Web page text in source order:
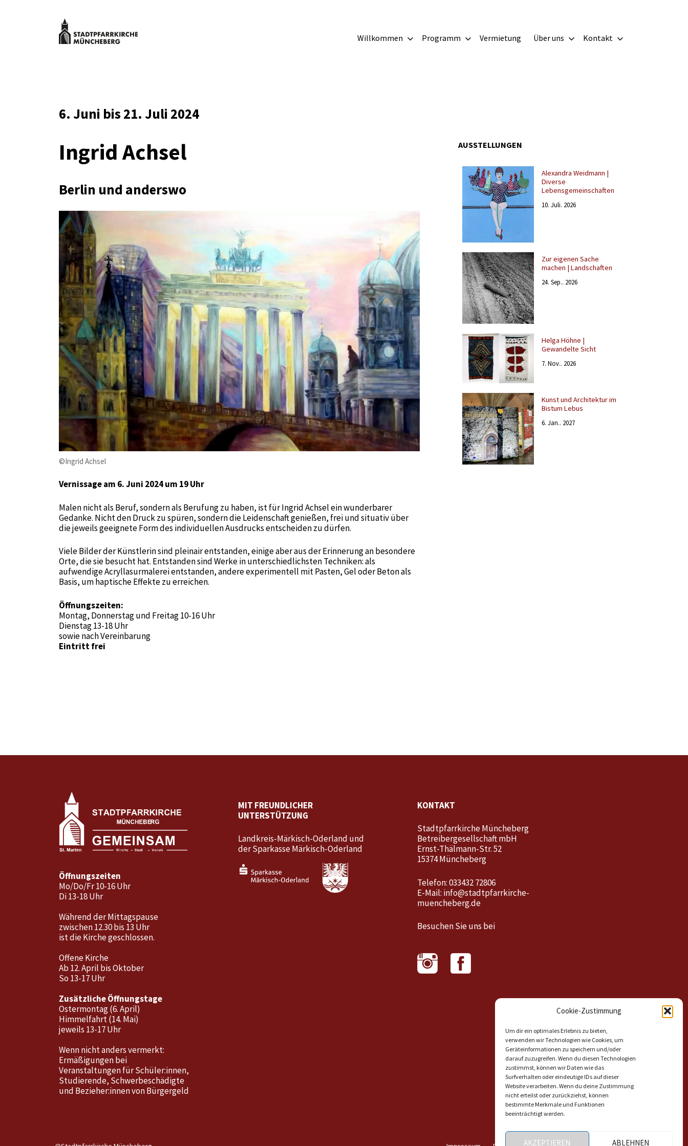
Cookie-Zustimmung
Um dir ein optimales Erlebnis zu bieten,
verwenden wir Technologien wie Cookies, um
Geräteinformationen zu speichern und/oder
darauf zuzugreifen. Wenn du diesen Technologien
zustimmst, können wir Daten wie das
Surfverhalten oder eindeutige IDs auf dieser
Website verarbeiten. Wenn du deine Zustimmung
nicht erteilst oder zurückziehst, können
bestimmte Merkmale und Funktionen
beeinträchtigt werden.
AKZEPTIEREN ABLEHNEN
Willkommen Programm Vermietung Über uns Kontakt
6. Juni bis 21. Juli 2024
Ingrid Achsel
Berlin und anderswo
©Ingrid Achsel
Vernissage am 6. Juni 2024 um 19 Uhr
Malen nicht als Beruf, sondern als Berufung zu haben, ist für Ingrid Achsel ein wunderbarer
Gedanke. Nicht den Druck zu spüren, sondern die Leidenschaft genießen, frei und situativ über
die jeweils geeignete Form des individuellen Ausdrucks entscheiden zu dürfen.
Viele Bilder der Künstlerin sind pleinair entstanden, einige aber aus der Erinnerung an besondere
Orte, die sie besucht hat. Entstanden sind Werke in unterschiedlichsten Techniken: als
aufwendige Acryllasurmalerei entstanden, andere experimentell mit Pasten, Gel oder Beton als
Basis, um haptische Effekte zu erreichen.
Öffnungszeiten:
Montag, Donnerstag und Freitag 10-16 Uhr
Dienstag 13-18 Uhr
sowie nach Vereinbarung
Eintritt frei
AUSSTELLUNGEN
Alexandra Weidmann |
Diverse
Lebensgemeinschaften
10. Juli. 2026
Zur eigenen Sache
machen | Landschaften
24. Sep.. 2026
Helga Höhne |
Gewandelte Sicht
7. Nov.. 2026
Kunst und Architektur im
Bistum Lebus
6. Jan.. 2027
Öffnungszeiten
Mo/Do/Fr 10-16 Uhr
Di 13-18 Uhr
Während der Mittagspause
zwischen 12.30 bis 13 Uhr
ist die Kirche geschlossen.
Offene Kirche
Ab 12. April bis Oktober
So 13-17 Uhr
Zusätzliche Öffnungstage
Ostermontag (6. April)
Himmelfahrt (14. Mai)
jeweils 13-17 Uhr
Wenn nicht anders vermerkt:
Ermäßigungen bei
Veranstaltungen für Schüler:innen,
Studierende, Schwerbeschädigte
und Bezieher:innen von Bürgergeld
MIT FREUNDLICHER
UNTERSTÜTZUNG
Landkreis-Märkisch-Oderland und
der Sparkasse Märkisch-Oderland
KONTAKT
Stadtpfarrkirche Müncheberg
Betreibergesellschaft mbH
Ernst-Thälmann-Str. 52
15374 Müncheberg
Telefon: 033432 72806
E-Mail: info@stadtpfarrkirche-
muencheberg.de
Besuchen Sie uns bei